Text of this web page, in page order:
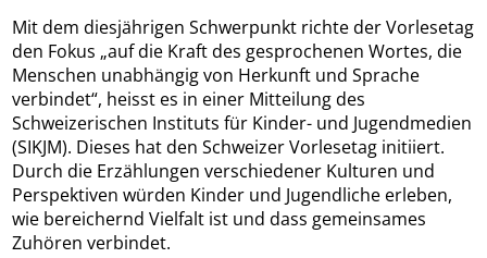
Mit dem diesjährigen Schwerpunkt richte der Vorlesetag
den Fokus „auf die Kraft des gesprochenen Wortes, die
Menschen unabhängig von Herkunft und Sprache
verbindet“, heisst es in einer Mitteilung des
Schweizerischen Instituts für Kinder- und Jugendmedien
(SIKJM). Dieses hat den Schweizer Vorlesetag initiiert.
Durch die Erzählungen verschiedener Kulturen und
Perspektiven würden Kinder und Jugendliche erleben,
wie bereichernd Vielfalt ist und dass gemeinsames
Zuhören verbindet.